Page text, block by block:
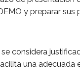
y preparar
considera
una adecuada